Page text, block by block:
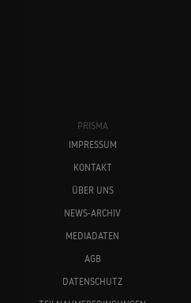
PRISMA
IMPRESSUM
KONTAKT
ÜBER UNS
NEWS-ARCHIV
MEDIADATEN
AGB
DATENSCHUTZ